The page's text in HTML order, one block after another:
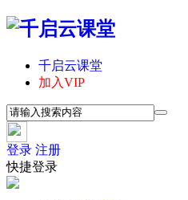
千启云课堂
加入VIP
登录 注册
快捷登录